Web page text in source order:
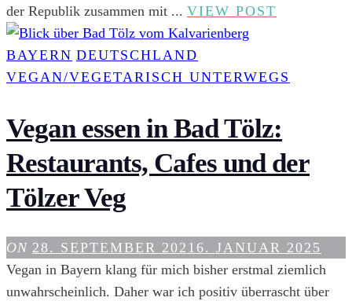
der Republik zusammen mit ... VIEW POST
BAYERN DEUTSCHLAND
VEGAN/VEGETARISCH UNTERWEGS
Vegan essen in Bad Tölz:
Restaurants, Cafes und der
Tölzer Veg
ON 28. SEPTEMBER 2021 6. JANUAR 2025
Vegan in Bayern klang für mich bisher erstmal ziemlich
unwahrscheinlich. Daher war ich positiv überrascht über